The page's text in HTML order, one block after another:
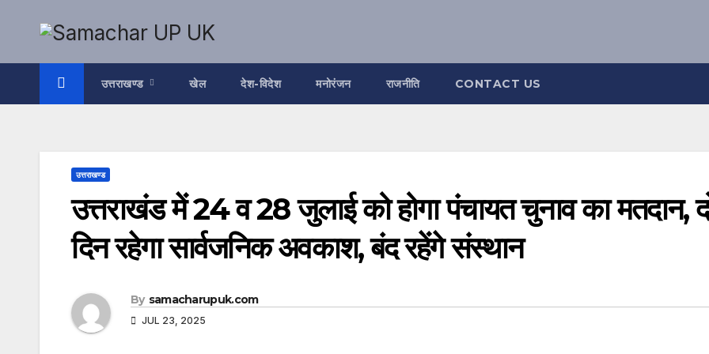
उत्तराखण्ड खेल देश-विदेश मनोरंजन राजनीति CONTACT US
उत्तराखण्ड
उत्तराखंड में 24 व 28 जुलाई को होगा पंचायत चुनाव का मतदान,
दिन रहेगा सार्वजनिक अवकाश, बंद रहेंगे संस्थान
By samacharupuk.com
JUL 23, 2025